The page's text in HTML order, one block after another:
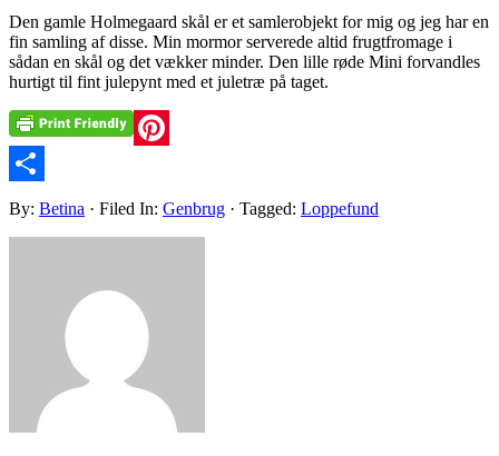
Den gamle Holmegaard skål er et samlerobjekt for mig og jeg har en
fin samling af disse. Min mormor serverede altid frugtfromage i
sådan en skål og det vækker minder. Den lille røde Mini forvandles
hurtigt til fint julepynt med et juletræ på taget.
Pinterest
Share
By: Betina · Filed In: Genbrug · Tagged: Loppefund